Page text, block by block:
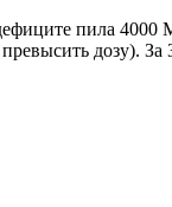
пила 4000
дозу). За